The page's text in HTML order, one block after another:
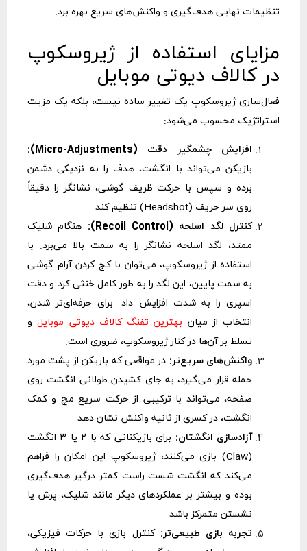
تنظیمات نهایی هدف‌گیری و واکنش‌های سریع بهره برد.
مزایای استفاده از ژیروسکوپ
در کالاف دیوتی موبایل
فعال‌سازی ژیروسکوپ یک تغییر ساده نیست، بلکه یک مزیت
استراتژیک محسوب می‌شود:
افزایش چشمگیر دقت (Micro-Adjustments):
بازیکن می‌تواند با انگشت، هدف را به نزدیکی دشمن
برده و سپس با حرکت ظریف گوشی، نشانگر را دقیقاً
روی سر حریف (Headshot) تنظیم کند.
کنترل لگد اسلحه (Recoil Control):
هنگام شلیک
ممتد، لگد اسلحه نشانگر را به سمت بالا می‌برد. با
استفاده از ژیروسکوپ، می‌توان با کج کردن آرام گوشی
به سمت پایین، این لگد را به طور کامل خنثی کرد و دقت
اسپری را به شدت افزایش داد. برای حرفه‌ای‌تر شدن،
انتخاب از میان بهترین تفنگ کالاف دیوتی موبایلو
تسلط بر آن‌ها در کنار ژیروسکوپ، ضروری است.
واکنش‌های سریع‌تر: در مواقعی که بازیکن از پشت مورد
حمله قرار می‌گیرد، به جای کشیدن طولانی انگشت روی
صفحه، می‌تواند با ترکیبی از حرکت سریع مچ و کمک
انگشت، در کسری از ثانیه واکنش نشان دهد.
آزادسازی انگشتان:
برای بازیکنانی که با ۲ یا ۳ انگشت
(Claw) بازی می‌کنند، ژیروسکوپ این امکان را فراهم
می‌کند که انگشت شست راست کمتر درگیر هدف‌گیری
بوده و بیشتر بر عملکردهای دیگر مانند شلیک، پرش یا
نشستن متمرکز باشد.
تجربه بازی طبیعی‌تر: کنترل بازی با حرکات فیزیکی،